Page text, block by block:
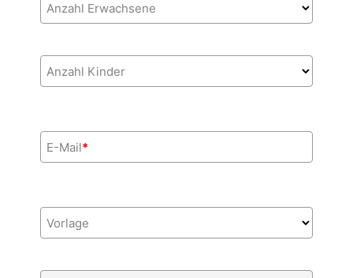
Anzahl Erwachsene
Anzahl Kinder
E-Mail*
Vorlage